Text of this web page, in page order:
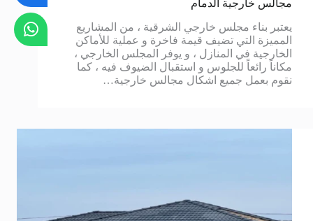
مجالس خارجية الدمام
يعتبر بناء مجلس خارجي الشرقية ، من المشاريع
المميزة التي تضيف قيمة فاخرة و عملية للأماكن
الخارجية في المنازل ، و يوفر المجلس الخارجي ،
مكاناً رائعاً للجلوس و استقبال الضيوف فيه ، كما
نقوم بعمل جميع اشكال مجالس خارجية…